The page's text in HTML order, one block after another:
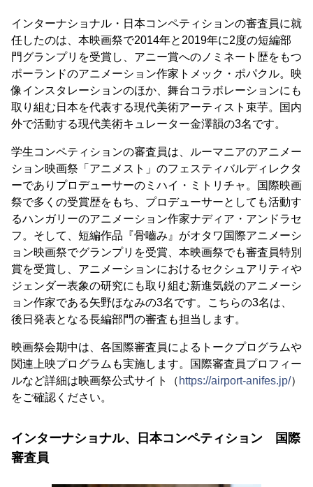
インターナショナル・日本コンペティションの審査員に就
任したのは、本映画祭で2014年と2019年に2度の短編部
門グランプリを受賞し、アニー賞へのノミネート歴をもつ
ポーランドのアニメーション作家トメック・ポパクル。映
像インスタレーションのほか、舞台コラボレーションにも
取り組む日本を代表する現代美術アーティスト束芋。国内
外で活動する現代美術キュレーター金澤韻の3名です。
学生コンペティションの審査員は、ルーマニアのアニメー
ション映画祭「アニメスト」のフェスティバルディレクタ
ーでありプロデューサーのミハイ・ミトリチャ。国際映画
祭で多くの受賞歴をもち、プロデューサーとしても活動す
るハンガリーのアニメーション作家ナディア・アンドラセ
フ。そして、短編作品『骨嚙み』がオタワ国際アニメーシ
ョン映画祭でグランプリを受賞、本映画祭でも審査員特別
賞を受賞し、アニメーションにおけるセクシュアリティや
ジェンダー表象の研究にも取り組む新進気鋭のアニメーシ
ョン作家である矢野ほなみの3名です。こちらの3名は、
後日発表となる長編部門の審査も担当します。
映画祭会期中は、各国際審査員によるトークプログラムや
関連上映プログラムも実施します。国際審査員プロフィー
ルなど詳細は映画祭公式サイト（ https://airport-anifes.jp/）
をご確認ください。
インターナショナル、日本コンペティション 国際
審査員